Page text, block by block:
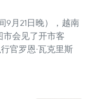
9月21日晚），越南
会见了开市客
官罗恩·瓦克里斯